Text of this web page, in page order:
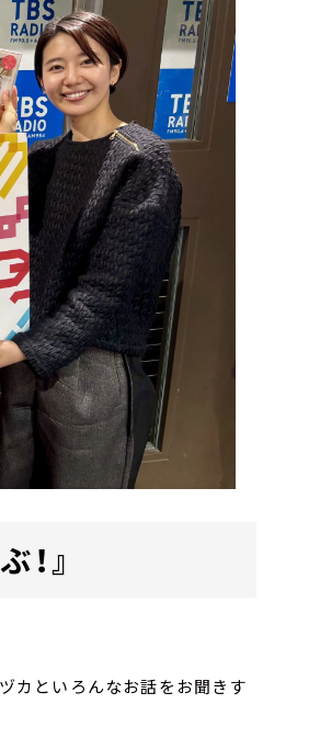
』
カといろんなお話をお聞きす